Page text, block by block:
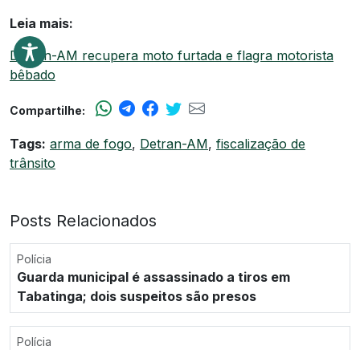
Leia mais:
Detran-AM recupera moto furtada e flagra motorista
bêbado
Compartilhe:
Tags: arma de fogo, Detran-AM, fiscalização de
trânsito
Posts Relacionados
Polícia
Guarda municipal é assassinado a tiros em
Tabatinga; dois suspeitos são presos
Polícia